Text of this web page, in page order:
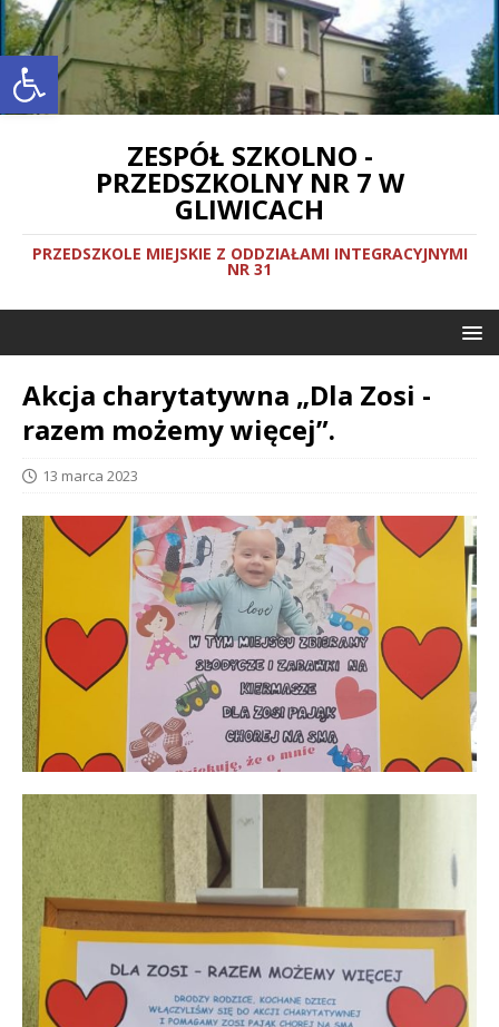
Otwórz pasek narzędzi
ZESPÓŁ SZKOLNO -
PRZEDSZKOLNY NR 7 W
GLIWICACH
PRZEDSZKOLE MIEJSKIE Z ODDZIAŁAMI INTEGRACYJNYMI
NR 31
Akcja charytatywna „Dla Zosi -
razem możemy więcej”.
13 marca 2023